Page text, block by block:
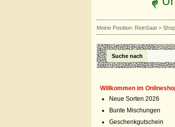
Meine Position: ReinSaat > Shop
Suche nach
Willkommen im
Neue Sorten 2026
Bunte Mischungen
Geschenkgutschein